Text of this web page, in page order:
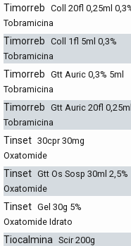
Timorreb Coll 20fl 0,25ml
Tobramicina
Timorreb Coll 1fl 5ml 0,3%
Tobramicina
Timorreb Gtt Auric 0,3% 5ml
Tobramicina
Timorreb Gtt Auric 20fl 0,25ml
Tobramicina
Tinset 30cpr 30mg
Oxatomide
Tinset Gtt Os Sosp 30ml 2,5%
Oxatomide
Tinset Gel 30g 5%
Oxatomide Idrato
Tiocalmina Scir 200g